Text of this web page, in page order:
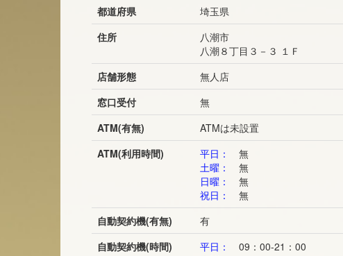
都道府県
埼玉県
住所
八潮市
八潮８丁目３－３ １Ｆ
店舗形態
無人店
窓口受付
無
ATM(有無)
ATMは未設置
ATM(利用時間)
平日：
無
土曜：
無
日曜：
無
祝日：
無
自動契約機(有無)
有
自動契約機(時間)
平日：
09：00-21：00